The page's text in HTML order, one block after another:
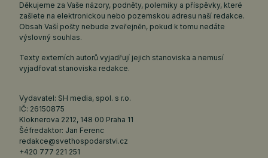
Děkujeme za Vaše názory, podněty, polemiky a příspěvky, které
zašlete na elektronickou nebo pozemskou adresu naší redakce.
Obsah Vaší pošty nebude zveřejněn, pokud k tomu nedáte
výslovný souhlas.
Texty externích autorů vyjadřují jejich stanoviska a nemusí
vyjadřovat stanoviska redakce.
Vydavatel: SH media, spol. s r.o.
IČ: 26150875
Kloknerova 2212, 148 00 Praha 11
Šéfredaktor: Jan Ferenc
redakce@svethospodarstvi.cz
+420 777 221 251